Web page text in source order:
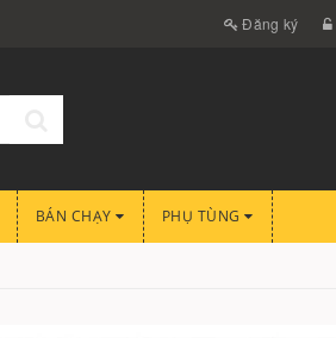
Đăng ký
BÁN CHẠY PHỤ TÙNG